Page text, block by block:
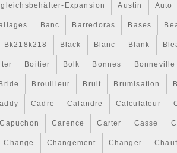
Expansion Austin Auto
Banc Barredoras Bases
Bk218k218 Black Blanc Blank
Boitier Bolk Bonnes Bonneville
Bride Brouilleur Bruit Brumisation
Cadre Calandre Calculateur
Capuchon Carence Carter Casse
Change Changement Changer